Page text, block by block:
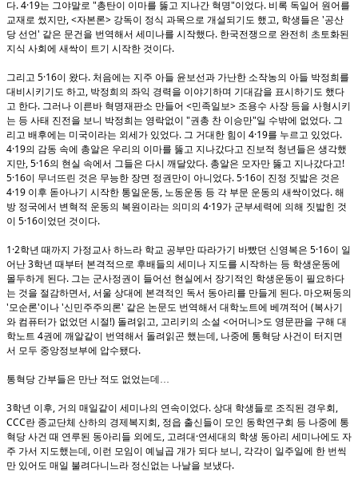
다. 4·19는 그야말로 "총탄이 이마를 뚫고 지나간 혁명"이었다. 비록 독일어 원어를
교재로 썼지만, <자본론> 강독이 정식 과목으로 개설되기도 했고, 학생들은 '공산
당 선언' 같은 문건을 번역해서 세미나를 시작했다. 한국전쟁으로 완전히 초토화된
지식 사회에 새싹이 트기 시작한 것이다.
그리고 5·16이 왔다. 처음에는 지주 아들 윤보선과 가난한 소작농의 아들 박정희를
대비시키기도 하고, 박정희의 좌익 경력을 이야기하며 기대감을 표시하기도 했다
고 한다. 그러나 이른바 혁명재판소 만들어 <민족일보> 조용수 사장 등을 사형시키
는 등 사태 진전을 보니 박정희는 영락없이 "권총 찬 이승만"일 수밖에 없었다. 그
리고 배후에는 미국이라는 외세가 있었다. 그 거대한 힘이 4·19를 누르고 있었다.
4·19의 감동 속에 총알은 우리의 이마를 뚫고 지나갔다고 진보적 청년들은 생각했
지만, 5·16의 현실 속에서 그들은 다시 깨달았다. 총알은 모자만 뚫고 지나갔다고!
5·16이 무너뜨린 것은 무능한 장면 정권만이 아니었다. 5·16이 진정 짓밟은 것은
4·19 이후 돋아나기 시작한 통일운동, 노동운동 등 각 부문 운동의 새싹이었다. 해
방 정국에서 변혁적 운동의 복원이라는 의미의 4·19가 군부세력에 의해 짓밟힌 것
이 5·16이었던 것이다.
1·2학년 때까지 가정교사 하느라 학교 공부만 따라가기 바빴던 신영복은 5·16이 일
어난 3학년 때부터 본격적으로 후배들의 세미나 지도를 시작하는 등 학생운동에
몰두하게 된다. 그는 군사정권이 들어선 현실에서 장기적인 학생운동이 필요하다
는 것을 절감하면서 , 서울 상대에 본격적인 독서 동아리를 만들게 된다. 마오쩌둥의
'모순론'이나 '신민주주의론' 같은 논문도 번역해서 대학노트에 베껴적어 (복사기
와 컴퓨터가 없었던 시절 !) 돌려읽고, 고리키의 소설 <어머니 >도 영문판을 구해 대
학노트 4권에 깨알같이 번역해서 돌려읽곤 했는데 , 나중에 통혁당 사건이 터지면
서 모두 중앙정보부에 압수됐다.
통혁당 간부들은 만난 적도 없었는데 …
3학년 이후, 거의 매일같이 세미나의 연속이었다. 상대 학생들로 조직된 경우회 ,
CCC란 종교단체 산하의 경제복지회 , 정읍 출신들이 모인 동학연구회 등 나중에 통
혁당 사건 때 연루된 동아리들 외에도, 고려대 ·연세대의 학생 동아리 세미나에도 자
주 가서 지도했는데 , 이런 모임이 예닐곱 개가 되다 보니 , 각각이 일주일에 한 번씩
만 있어도 매일 불려다니느라 정신없는 나날을 보냈다.